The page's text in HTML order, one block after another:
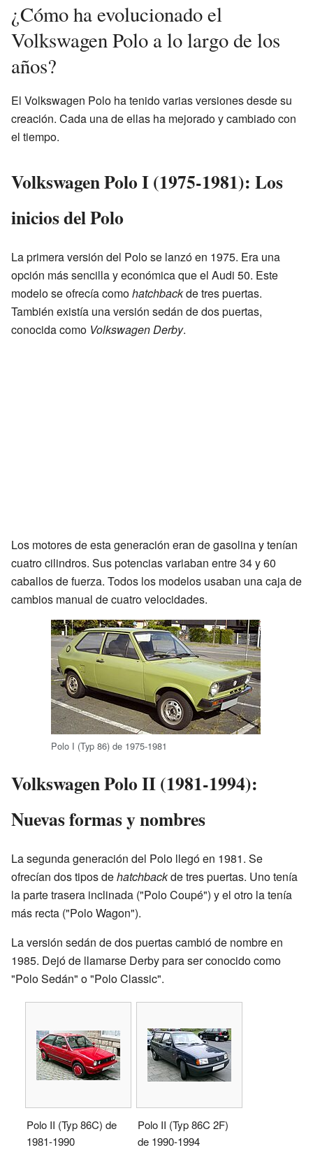
¿Cómo ha evolucionado el
Volkswagen Polo a lo largo de los
años?
El Volkswagen Polo ha tenido varias versiones desde su
creación. Cada una de ellas ha mejorado y cambiado con
el tiempo.
Volkswagen Polo I (1975-1981): Los
inicios del Polo
La primera versión del Polo se lanzó en 1975. Era una
opción más sencilla y económica que el Audi 50. Este
modelo se ofrecía comohatchbackde tres puertas.
También existía una versión sedán de dos puertas,
conocida como Volkswagen Derby.
Los motores de esta generación eran de gasolina y tenían
cuatro cilindros. Sus potencias variaban entre 34 y 60
caballos de fuerza. Todos los modelos usaban una caja de
cambios manual de cuatro velocidades.
Polo I (Typ 86) de 1975-1981
Volkswagen Polo II (1981-1994):
Nuevas formas y nombres
La segunda generación del Polo llegó en 1981. Se
ofrecían dos tipos dehatchbackde tres puertas. Uno tenía
la parte trasera inclinada ("Polo Coupé") y el otro la tenía
más recta ("Polo Wagon").
La versión sedán de dos puertas cambió de nombre en
1985. Dejó de llamarse Derby para ser conocido como
"Polo Sedán" o "Polo Classic".
Polo II (Typ 86C) de
1981-1990
Polo II (Typ 86C 2F)
de 1990-1994